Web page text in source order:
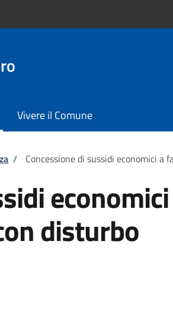
Vivere il Comune
/ Concessione di sussidi economici a
disturbo